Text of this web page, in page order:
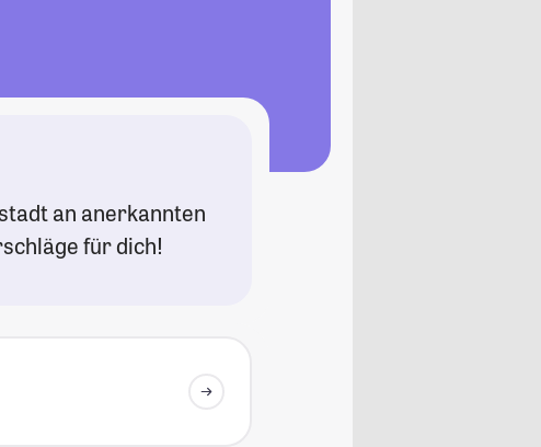
an anerkannten
für dich!